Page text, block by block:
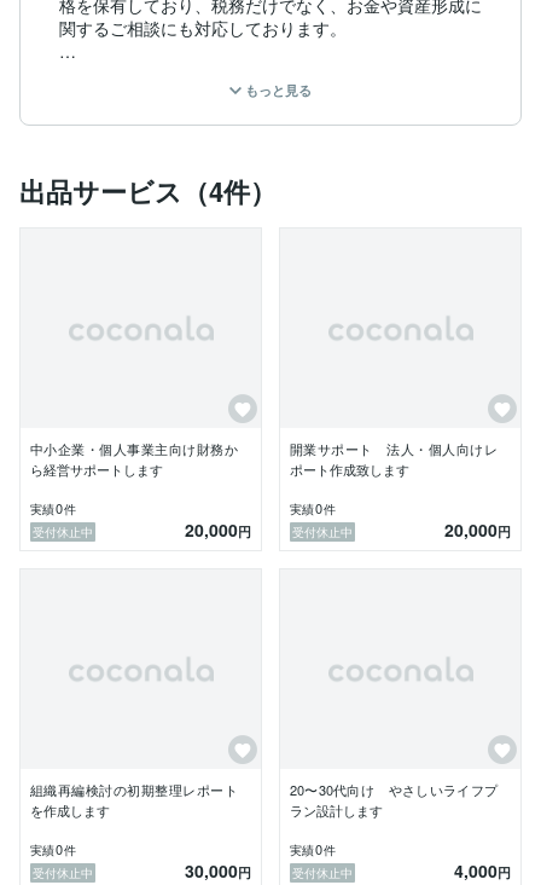
格を保有しており、税務だけでなく、お金や資産形成に
関するご相談にも対応しております。
お手伝い」をしております。
具体的には、以下のような内容でサービスをご提供して
断整理
	•	副業収入が増えてきた方の法人化・節税の検
討
整理
しやZoomが苦手な方にも安心してご利用いただけま
また、最終的にはPDFやWordなどでまとめた「整理レ
ポート」を納品しますので、後から読み返せる形でご提
※私は税理士資格は保有しておりません。
※税務代理や税務申告など、税理士法に抵触する業務は
お一人おひとりの背景に合わせて、やさしく丁寧に対応
もっと見る
出品サービス（4件）
中小企業・個人事業主向け財務か
ら経営サポートします
実績0件
受付休止中
20,000円
開業サポート 法人・個人向けレ
ポート作成致します
実績0件
受付休止中
20,000円
組織再編検討の初期整理レポート
を作成します
実績0件
受付休止中
30,000円
20〜30代向け やさしいライフプ
ラン設計します
実績0件
受付休止中
4,000円